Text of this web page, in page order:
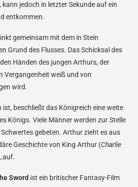
jedoch in letzter Sekunde auf ein
entkommen.
gemeinsam mit dem in Stein
Grund des Flusses. Das Schicksal des
Händen des jungen Arthurs, der
Vergangenheit weiß und von
wird.
ist, beschließt das Königreich eine weite
Königs. Viele Männer werden zur Stelle
gebeten. Arthur zieht es aus
Geschichte von King Arthur (Charlie
Sword ist ein britischer Fantasy-Film